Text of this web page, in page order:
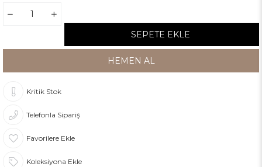
Kritik Stok
Telefonla Sipariş
Favorilere Ekle
Koleksiyona Ekle